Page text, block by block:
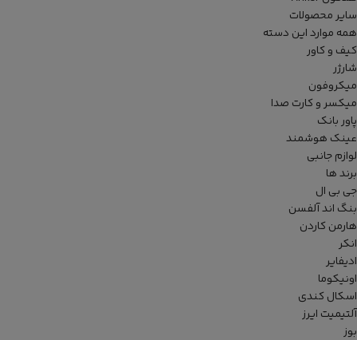
سایر محصولات
همه موارد این دسته
کیف و کاور
شارژر
میکروفون
میکسر و کارت صدا
پاور بانک
عینک هوشمند
لوازم جانبی
برند ها
جی بی ال
بنگ اند آلفسن
هارمن کاردن
انکر
ادیفایر
اونیکوما
اسکال کندی
آلتیمیت ایرز
بوز